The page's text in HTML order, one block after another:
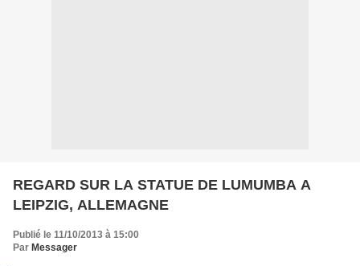
REGARD SUR LA STATUE DE LUMUMBA A
LEIPZIG, ALLEMAGNE
Publié le 11/10/2013 à 15:00
Par Messager